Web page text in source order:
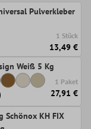
Pulverkleber
1 Stück
13,49 €
Weiß 5 Kg
1 Paket
27,91 €
Schönox KH FIX